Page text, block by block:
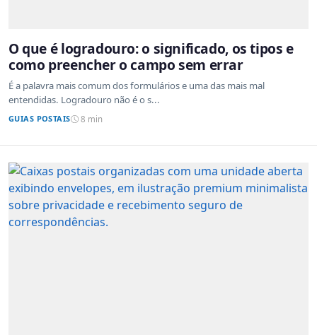
O que é logradouro: o significado, os tipos e
como preencher o campo sem errar
É a palavra mais comum dos formulários e uma das mais mal
entendidas. Logradouro não é o s...
GUIAS POSTAIS 8 min